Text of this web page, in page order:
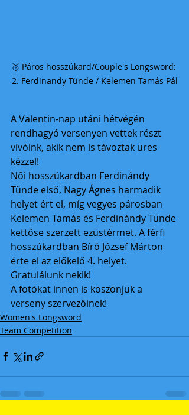
🥈 Páros hosszúkard/Couple's Longsword:
2. Ferdinandy Tünde / Kelemen Tamás Pál
A Valentin-nap utáni hétvégén
rendhagyó versenyen vettek részt
vívóink, akik nem is távoztak üres
kézzel!
Női hosszúkardban Ferdinándy
Tünde első, Nagy Ágnes harmadik
helyet ért el, míg vegyes párosban
Kelemen Tamás és Ferdinándy Tünde
kettőse szerzett ezüstérmet. A férfi
hosszúkardban Bíró József Márton
érte el az előkelő 4. helyet.
Gratulálunk nekik!
A fotókat innen is köszönjük a
verseny szervezőinek!
Women's Longsword
Team Competition